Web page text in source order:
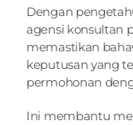
Dengan
agensi konsultan
memastikan
keputusan yang
permohonan
Ini membantu